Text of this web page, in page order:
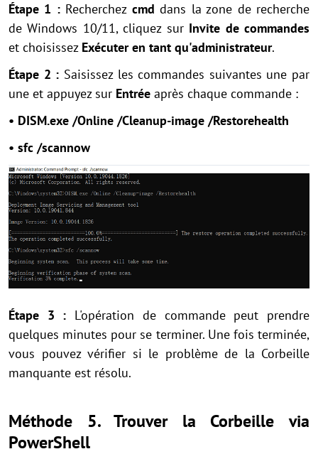
Étape 1 : Recherchez cmd dans la zone de recherche
de Windows 10/11, cliquez sur Invite de commandes
et choisissez Exécuter en tant qu'administrateur.
Étape 2 : Saisissez les commandes suivantes une par
une et appuyez sur Entrée après chaque commande :
• DISM.exe /Online /Cleanup-image /Restorehealth
• sfc /scannow
Étape 3 : L'opération de commande peut prendre
quelques minutes pour se terminer. Une fois terminée,
vous pouvez vérifier si le problème de la Corbeille
manquante est résolu.
Méthode 5. Trouver la Corbeille via
PowerShell